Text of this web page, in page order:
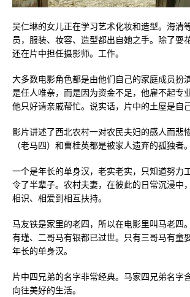
吴仁琳的女儿正在学习艺术化妆和造型。海清
员，服装、妆容、造型都出自她之手。除了耍
还在片中担任摄影师。工作。
大多数电影角色都是由他们自己的家庭成员扮
是任人唯亲，而是因为资金不足，他雇不起专
他只好请亲戚帮忙。说实话，片中的土屋是自
影片讲述了西北农村一对农民夫妇的感人而悲
（老马四）和曹桂英都是被家人遗弃的孤独者。
一个是年长的单身汉，老实老实，只知道努力
令了半辈子。农村夫妻，在彼此的日常沉浸中
相识、相爱到相互扶持。
马友铁是家里的老四，所以在电影里叫马老四
有瑾、二哥马有银都已过世。只有三哥马有童
年长的单身汉。
片中四兄弟的名字非常经典。马家四兄弟名字
向往美好的生活。